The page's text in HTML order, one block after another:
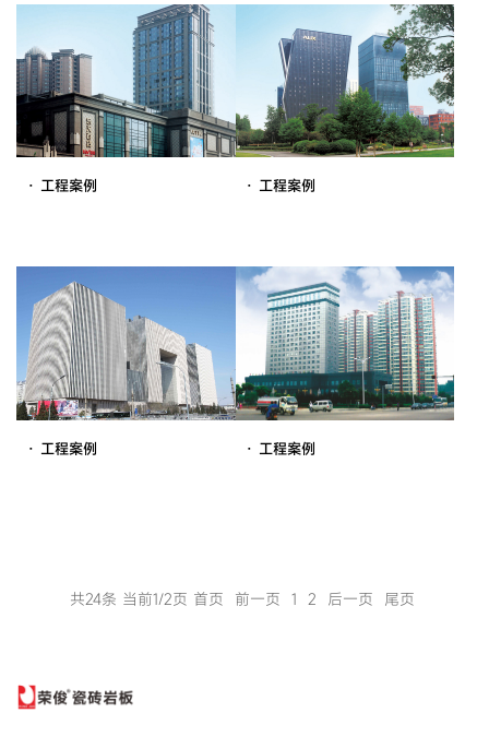
· 工程案例 · 工程案例
· 工程案例 · 工程案例
共24条 当前1/2页 首页 前一页 1 2 后一页 尾页